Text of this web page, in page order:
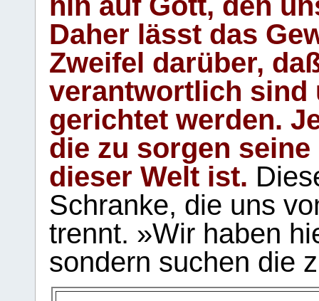
Daher lässt das
Zweifel darüber,
verantwortlich sind
gerichtet werden.
die zu sorgen
dieser Welt ist.
Schranke, die uns
trennt. »Wir haben
sondern suchen die